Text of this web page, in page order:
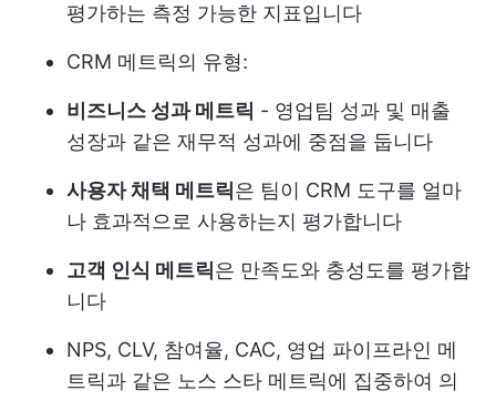
평가하는 측정 가능한 지표입니다
CRM 메트릭의 유형:
비즈니스 성과 메트릭 - 영업팀 성과 및 매출
성장과 같은 재무적 성과에 중점을 둡니다
사용자 채택 메트릭은 팀이 CRM 도구를 얼마
나 효과적으로 사용하는지 평가합니다
고객 인식 메트릭은 만족도와 충성도를 평가합
니다
NPS, CLV, 참여율, CAC, 영업 파이프라인 메
트릭과 같은 노스 스타 메트릭에 집중하여 의